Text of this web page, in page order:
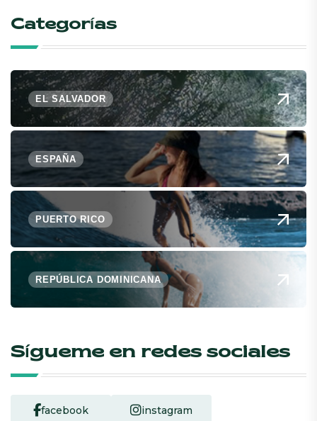
Categorías
EL SALVADOR
ESPAÑA
PUERTO RICO
REPÚBLICA DOMINICANA
Sígueme en redes sociales
facebook instagram